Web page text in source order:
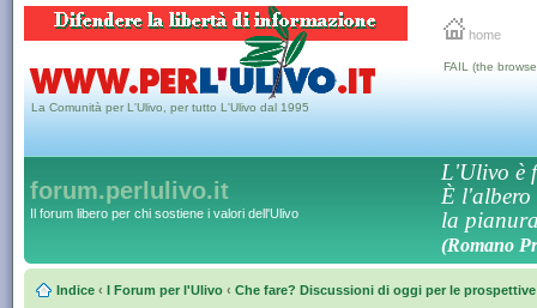
home
La Comunità per L'Ulivo, per tutto L'Ulivo dal 1995
FAIL (the
forum.perlulivo.it
Il forum libero per chi sostiene i valori dell'Ulivo
L'Ulivo è
È l'albero
la
(Romano
Indice ‹ I Forum per l'Ulivo ‹ Che fare? Discussioni di oggi per le